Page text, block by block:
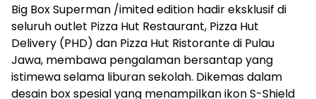
Big Box Superman /imited edition hadir eksklusif di
seluruh outlet Pizza Hut Restaurant, Pizza Hut
Delivery (PHD) dan Pizza Hut Ristorante di Pulau
Jawa, membawa pengalaman bersantap yang
istimewa selama liburan sekolah. Dikemas dalam
desain box spesial yang menampilkan ikon S-Shield